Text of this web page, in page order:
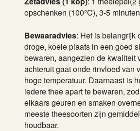
opschenken (100°C), 3-5
Bewaaradvies: Het is belangrijk
droge, koele plaats in een goed
bewaren, aangezien de kwaliteit
achteruit gaat onde rinvloed van
hoge temperatuur. Daarnaast is
iedere thee apart te bewaren,
elkaars geuren en smaken
meeste theesoorten zijn
houdbaar.